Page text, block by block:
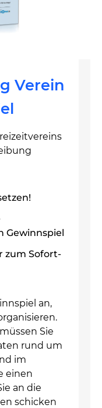
Verein
Gewinnspiel
zum Sofort-
an,
Sie
rund um
im
einen
an die
schicken